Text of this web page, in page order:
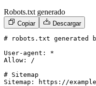
Robots.txt generado
Copiar Descargar
# robots.txt generated
User-agent: *
Allow: /
# Sitemap
Sitemap: https://